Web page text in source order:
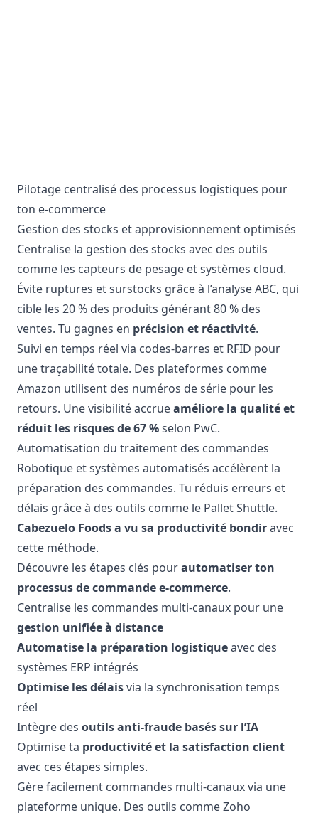
Pilotage centralisé des processus logistiques pour
ton e-commerce
Gestion des stocks et approvisionnement optimisés
Centralise la gestion des stocks avec des outils
comme les capteurs de pesage et systèmes cloud.
Évite ruptures et surstocks grâce à l’analyse ABC, qui
cible les 20 % des produits générant 80 % des
ventes. Tu gagnes en précision et réactivité.
Suivi en temps réel via codes-barres et RFID pour
une traçabilité totale. Des plateformes comme
Amazon utilisent des numéros de série pour les
retours. Une visibilité accrueaméliore la qualité et
réduit les risques de 67 %selon PwC.
Automatisation du traitement des commandes
Robotique et systèmes automatisés accélèrent la
préparation des commandes. Tu réduis erreurs et
délais grâce à des outils comme le Pallet Shuttle.
Cabezuelo Foods a vu sa productivité bondiravec
cette méthode.
Découvre les étapes clés pourautomatiser ton
processus de commande e-commerce.
Centralise les commandes multi-canaux pour une
gestion unifiée à distance
Automatise la préparation logistiqueavec des
systèmes ERP intégrés
Optimise les délaisvia la synchronisation temps
réel
Intègre des outils anti-fraude basés sur l’IA
Optimise ta productivité et la satisfaction client
avec ces étapes simples.
Gère facilement commandes multi-canaux via une
plateforme unique. Des outils comme Zoho